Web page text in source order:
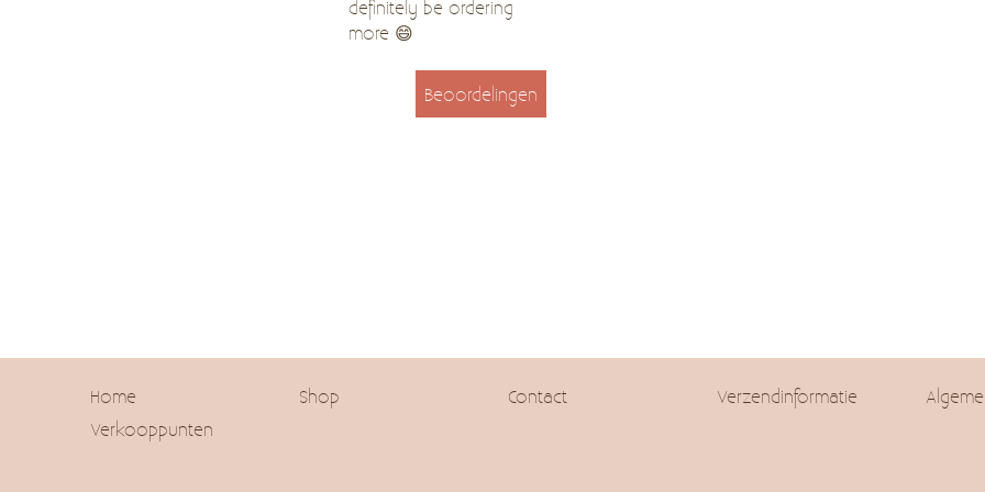
definitely be ordering
more 😄
Beoordelingen
Home Shop Contact Verzendinformatie
Verkooppunten